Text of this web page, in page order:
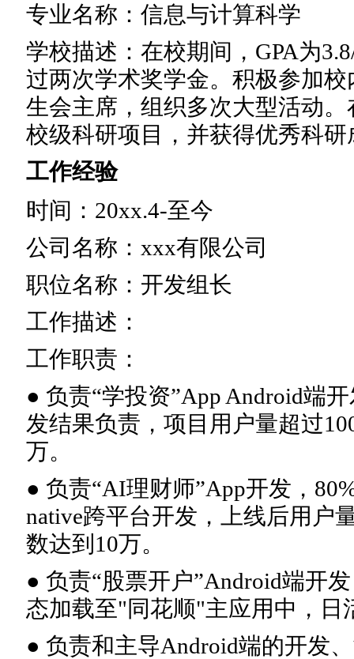
专业名称：信息与计算科学
学校描述：在校期间，GPA为
过两次学术奖学金。积极参加
生会主席，组织多次大型活动
校级科研项目，并获得优秀科研
工作经验
时间：20xx.4-至今
公司名称：xxx有限公司
职位名称：开发组长
工作描述：
工作职责：
● 负责“学投资”App Android端
发结果负责，项目用户量超过
万。
● 负责“AI理财师”App开发，
native跨平台开发，上线后用户
数达到10万。
● 负责“股票开户”Android端开
态加载至"同花顺"主应用中，日
● 负责和主导Android端的开发